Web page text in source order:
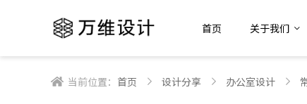
首页 关于我们
当前位置： 首页 设计分享 办公室设计